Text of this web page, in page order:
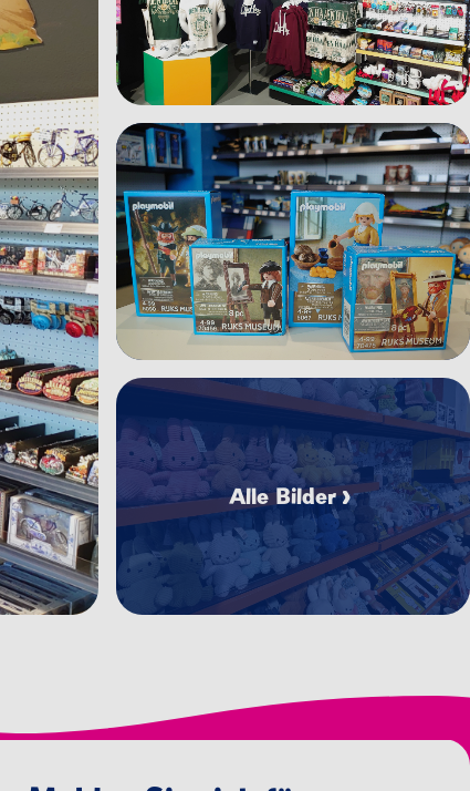
Bild anzeigen Playmobil.JPG
Bild anzeigen IMG_6837.JPEG
Alle Bilder